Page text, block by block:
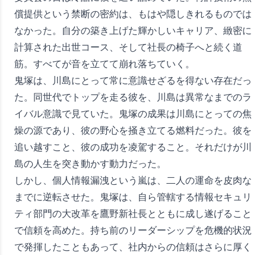
償提供という禁断の密約は、もはや隠しきれるものでは
なかった。自分の築き上げた輝かしいキャリア、緻密に
計算された出世コース、そして社長の椅子へと続く道
筋。すべてが音を立てて崩れ落ちていく。
鬼塚は、川島にとって常に意識せざるを得ない存在だっ
た。同世代でトップを走る彼を、川島は異常なまでのラ
イバル意識で見ていた。鬼塚の成果は川島にとっての焦
燥の源であり、彼の野心を掻き立てる燃料だった。彼を
追い越すこと、彼の成功を凌駕すること。それだけが川
島の人生を突き動かす動力だった。
しかし、個人情報漏洩という嵐は、二人の運命を皮肉な
までに逆転させた。鬼塚は、自ら管轄する情報セキュリ
ティ部門の大改革を鷹野新社長とともに成し遂げること
で信頼を高めた。持ち前のリーダーシップを危機的状況
で発揮したこともあって、社内からの信頼はさらに厚く